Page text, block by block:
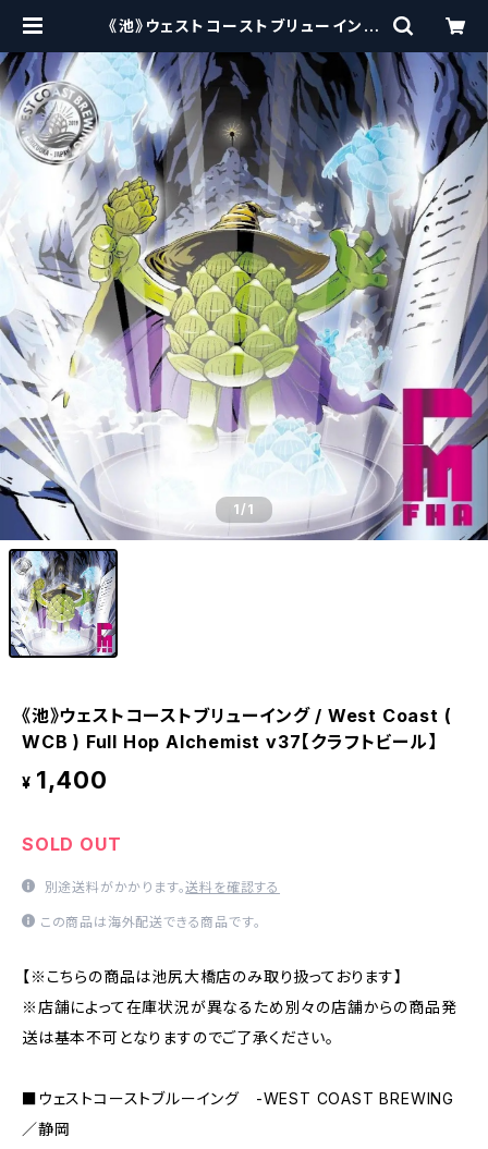
《池》ウェストコーストブリューイング
Alchemist v37【クラフトビール】 |
craftbeerscissors
1/1
《池》ウェストコーストブリューイング / West Coast (
WCB ) Full Hop Alchemist v37【クラフトビール】
¥ 1,400
SOLD OUT
別途送料がかかります。送料を確認する
この商品は海外配送できる商品です。
【※こちらの商品は池尻大橋店のみ取り扱っております】
※店舗によって在庫状況が異なるため別々の店舗からの商品発
送は基本不可となりますのでご了承ください。
■ウェストコーストブルーイング -WEST COAST BREWING
／静岡